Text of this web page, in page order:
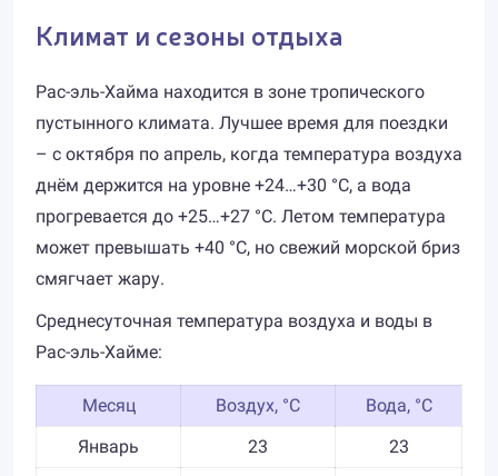
Климат и сезоны отдыха
Рас-эль-Хайма находится в зоне тропического
пустынного климата. Лучшее время для поездки
– с октября по апрель, когда температура воздуха
днём держится на уровне +24…+30 °C, а вода
прогревается до +25…+27 °C. Летом температура
может превышать +40 °C, но свежий морской бриз
смягчает жару.
Среднесуточная температура воздуха и воды в
Рас-эль-Хайме:
Месяц Воздух, °C
Вода, °C
Январь
23
23